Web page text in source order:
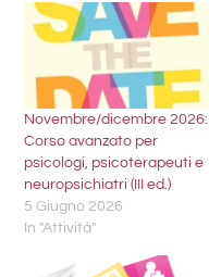
Novembre/dicembre 2026:
Corso avanzato per
psicologi, psicoterapeuti e
neuropsichiatri (III ed.)
5 Giugno 2026
In "Attività"